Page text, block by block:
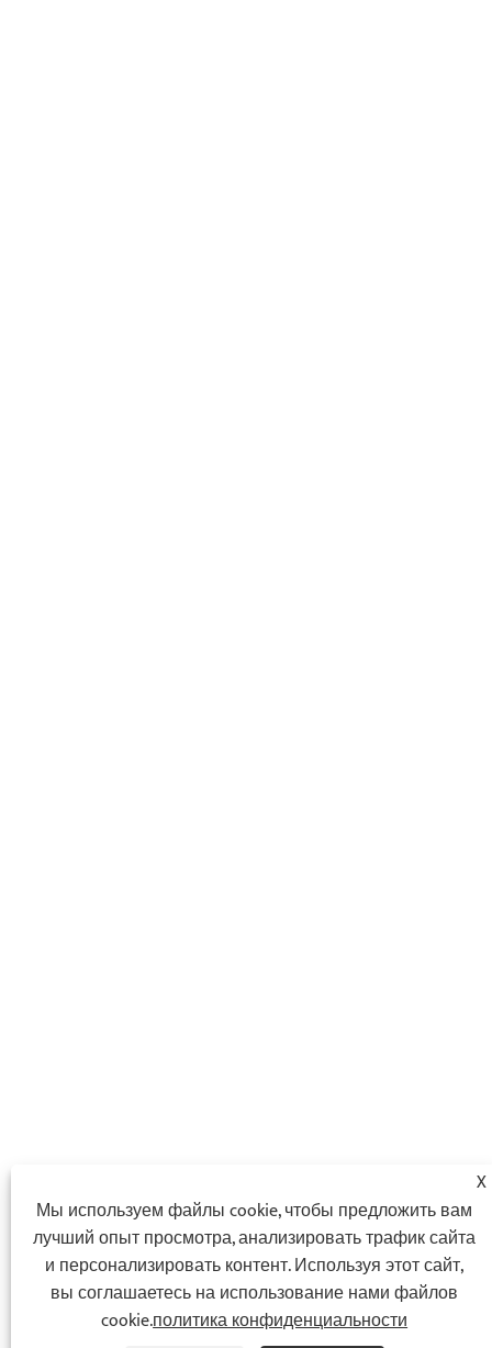
X
Мы используем файлы cookie, чтобы предложить вам
лучший опыт просмотра, анализировать трафик сайта
и персонализировать контент. Используя этот сайт,
вы соглашаетесь на использование нами файлов
cookie.политика конфиденциальности